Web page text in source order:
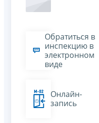
Обратиться в
инспекцию в
электронном
виде
Онлайн-
запись